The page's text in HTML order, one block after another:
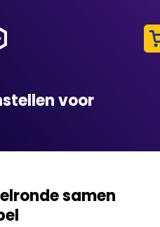
voor
samen